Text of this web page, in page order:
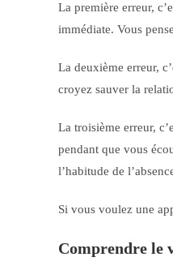
La première erreur,
immédiate. Vous
La deuxième erreur,
croyez sauver la
La troisième erreur,
pendant que vous
l’habitude de
Si vous voulez une
Comprendre le